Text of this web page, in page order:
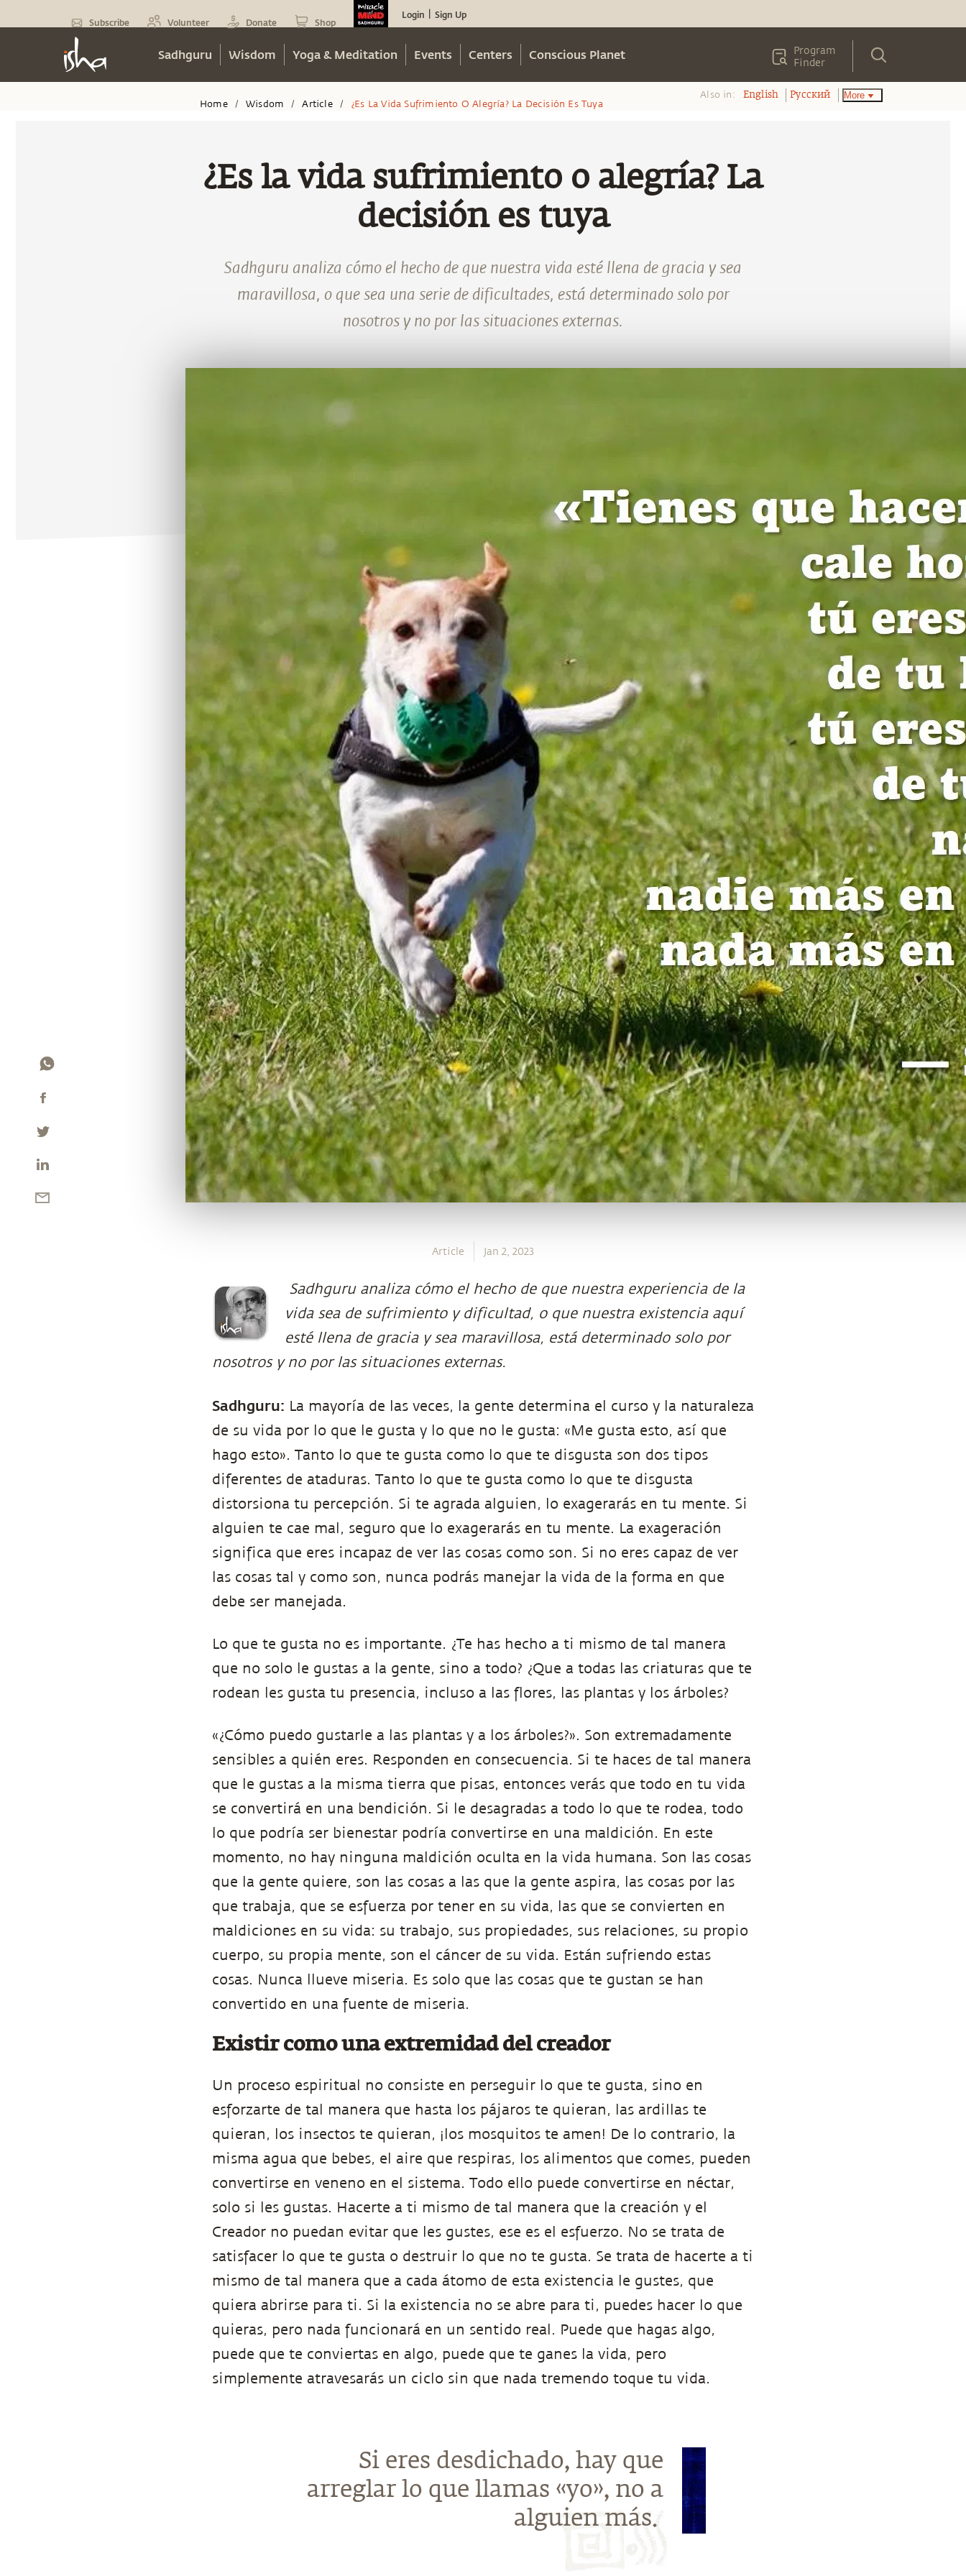
Subscribe Volunteer Donate Shop
Login Sign Up
Sadhguru Wisdom Yoga & Meditation Events Centers Conscious Planet
Program
Finder
Home / Wisdom / Article / ¿es La Vida Sufrimiento O Alegría? La Decisión Es Tuya
Also in: English Pусский More
¿Es la vida sufrimiento o alegría? La
decisión es tuya
Sadhguru analiza cómo el hecho de que nuestra vida esté llena de gracia y sea
maravillosa, o que sea una serie de dificultades, está determinado solo por
nosotros y no por las situaciones externas.
Article Jan 2, 2023
Sadhguru analiza cómo el hecho de que nuestra experiencia de la
vida sea de sufrimiento y dificultad, o que nuestra existencia aquí
esté llena de gracia y sea maravillosa, está determinado solo por
nosotros y no por las situaciones externas.
Sadhguru: La mayoría de las veces, la gente determina el curso y la naturaleza
de su vida por lo que le gusta y lo que no le gusta: «Me gusta esto, así que
hago esto». Tanto lo que te gusta como lo que te disgusta son dos tipos
diferentes de ataduras. Tanto lo que te gusta como lo que te disgusta
distorsiona tu percepción. Si te agrada alguien, lo exagerarás en tu mente. Si
alguien te cae mal, seguro que lo exagerarás en tu mente. La exageración
significa que eres incapaz de ver las cosas como son. Si no eres capaz de ver
las cosas tal y como son, nunca podrás manejar la vida de la forma en que
debe ser manejada.
Lo que te gusta no es importante. ¿Te has hecho a ti mismo de tal manera
que no solo le gustas a la gente, sino a todo? ¿Que a todas las criaturas que te
rodean les gusta tu presencia, incluso a las flores, las plantas y los árboles?
«¿Cómo puedo gustarle a las plantas y a los árboles?». Son extremadamente
sensibles a quién eres. Responden en consecuencia. Si te haces de tal manera
que le gustas a la misma tierra que pisas, entonces verás que todo en tu vida
se convertirá en una bendición. Si le desagradas a todo lo que te rodea, todo
lo que podría ser bienestar podría convertirse en una maldición. En este
momento, no hay ninguna maldición oculta en la vida humana. Son las cosas
que la gente quiere, son las cosas a las que la gente aspira, las cosas por las
que trabaja, que se esfuerza por tener en su vida, las que se convierten en
maldiciones en su vida: su trabajo, sus propiedades, sus relaciones, su propio
cuerpo, su propia mente, son el cáncer de su vida. Están sufriendo estas
cosas. Nunca llueve miseria. Es solo que las cosas que te gustan se han
convertido en una fuente de miseria.
Existir como una extremidad del creador
Un proceso espiritual no consiste en perseguir lo que te gusta, sino en
esforzarte de tal manera que hasta los pájaros te quieran, las ardillas te
quieran, los insectos te quieran, ¡los mosquitos te amen! De lo contrario, la
misma agua que bebes, el aire que respiras, los alimentos que comes, pueden
convertirse en veneno en el sistema. Todo ello puede convertirse en néctar,
solo si les gustas. Hacerte a ti mismo de tal manera que la creación y el
Creador no puedan evitar que les gustes, ese es el esfuerzo. No se trata de
satisfacer lo que te gusta o destruir lo que no te gusta. Se trata de hacerte a ti
mismo de tal manera que a cada átomo de esta existencia le gustes, que
quiera abrirse para ti. Si la existencia no se abre para ti, puedes hacer lo que
quieras, pero nada funcionará en un sentido real. Puede que hagas algo,
puede que te conviertas en algo, puede que te ganes la vida, pero
simplemente atravesarás un ciclo sin que nada tremendo toque tu vida.
Si eres desdichado, hay que
arreglar lo que llamas «yo», no a
alguien más.